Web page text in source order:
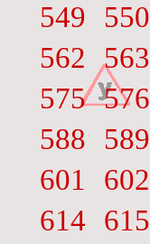
549
550
562 563
575 576
588
589
601
602
614
615